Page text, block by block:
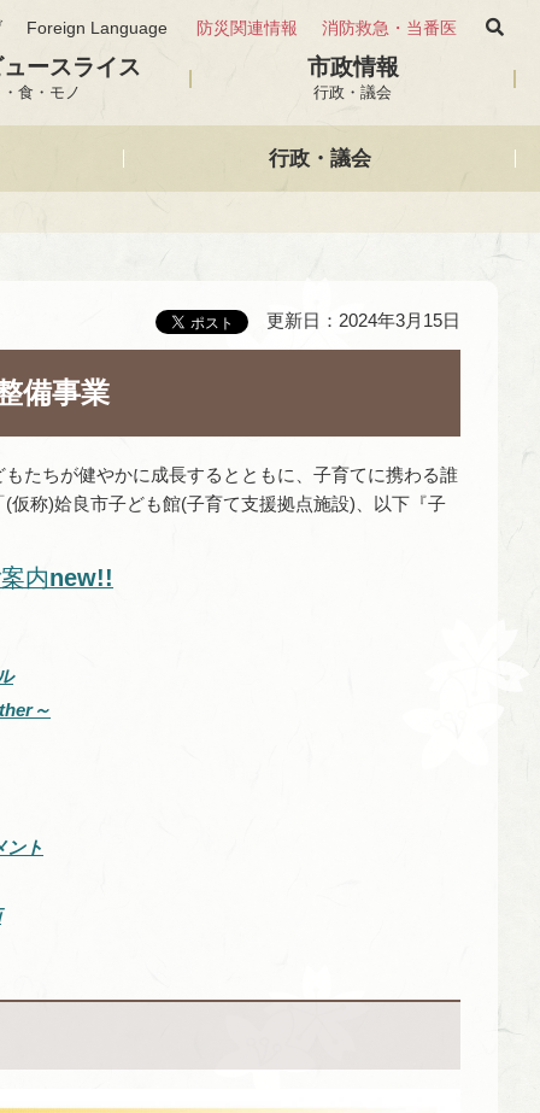
Foreign Language 防災関連情報 消防救急・当番医
ースライス
食・モノ
市政情報
行政・議会
行政・議会
更新日：2024年3月15日
備事業
たちが健やかに成長するとともに、子育てに携わる誰
称)姶良市子ども館(子育て支援拠点施設)、以下『子
内new!!
～
ント